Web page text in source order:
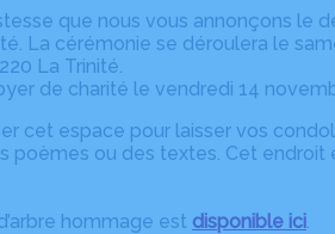
que nous vous annonçons le
La cérémonie se déroulera le
La Trinité.
de charité le vendredi 14
cet espace pour laisser vos
poèmes ou des textes. Cet endroit
hommage est disponible ici.